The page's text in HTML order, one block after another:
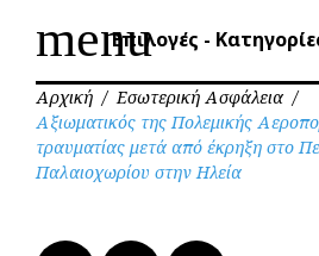
menuΕπιλογές -
Αρχική / Εσωτερική Ασφάλεια /
Αξιωματικός της Πολεμικής
τραυματίας μετά από έκρηξη στο
Παλαιοχωρίου στην Ηλεία